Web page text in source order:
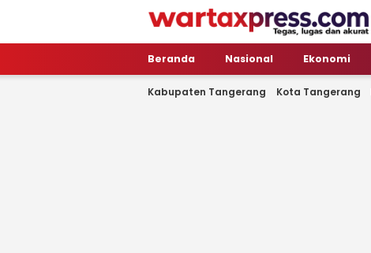
WartaXpress
Tegas, Lugas dan Akurat
Beranda Nasional Ekonomi
Kabupaten Tangerang Kota Tangerang